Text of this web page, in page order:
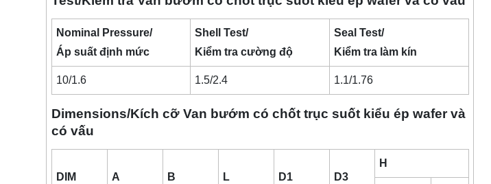
Nominal Pressure/
Áp suất định mức
Shell Test/
Kiểm tra cường độ
Seal Test/
Kiểm tra làm kín
10/1.6 1.5/2.4 1.1/1.76
Dimensions/Kích cỡ Van bướm có chốt trục suốt kiểu ép wafer và
có vấu
DIM A B L D1 D3
H